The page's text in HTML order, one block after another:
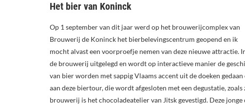
Het bier van Koninck
Op 1 september van dit jaar werd op het brouwerijcomplex van
Brouwerij de Koninck het bierbelevingscentrum geopend en ik
mocht alvast een voorproefje nemen van deze nieuwe
de brouwerij uitgelegd en wordt op interactieve manier de
van bier worden met sappig Vlaams accent uit de doeken
aan deze biertour, die wordt afgesloten met een degustatie,
brouwerij is het chocoladeatelier van Jitsk gevestigd. Deze